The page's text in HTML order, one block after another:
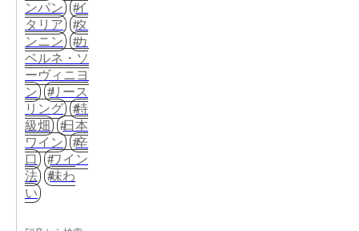
ンパン
イ
タリア
タ
ンニン
カ
ベルネ・ソ
ーヴィニヨ
ン
リース
リング
特
級畑
日本
ワイン
辛
口
ワイン
法
味わ
い